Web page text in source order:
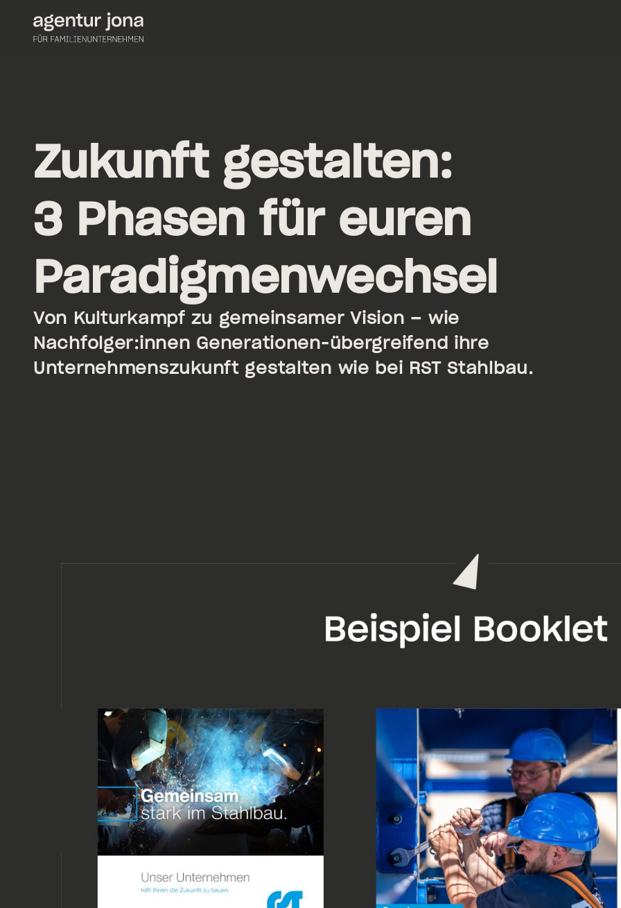
Zukunft gestalten:
3 Phasen für euren
Paradigmenwechsel
Von Kulturkampf zu gemeinsamer Vision – wie
Nachfolger:innen Generationen-übergreifend ihre
Unternehmenszukunft gestalten wie bei RST Stahlbau.